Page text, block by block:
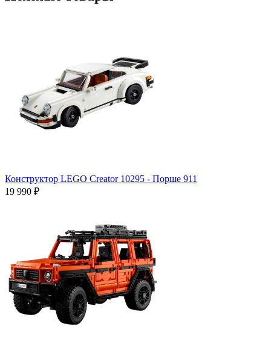
Конструктор LEGO Creator 10295 - Порше 911
19 990 ₽